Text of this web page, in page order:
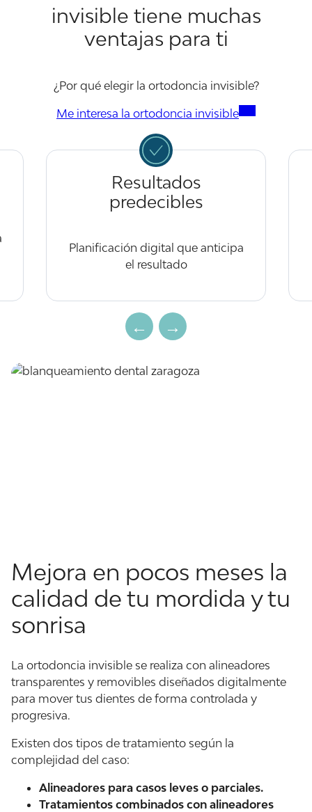
invisible tiene muchas
ventajas para ti
¿Por qué elegir la ortodoncia invisible?
Me interesa la ortodoncia invisible
Resultados
predecibles
Planificación digital que anticipa
el resultado
Mejora en pocos meses la
calidad de tu mordida y tu
sonrisa
La ortodoncia invisible se realiza con alineadores
transparentes y removibles diseñados digitalmente
para mover tus dientes de forma controlada y
progresiva.
Existen dos tipos de tratamiento según la
complejidad del caso:
Alineadores para casos leves o parciales.
Tratamientos combinados con alineadores